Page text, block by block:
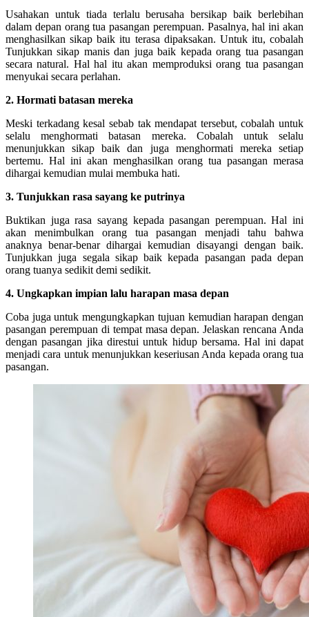
Usahakan untuk tiada terlalu berusaha bersikap baik berlebihan
dalam depan orang tua pasangan perempuan. Pasalnya, hal ini akan
menghasilkan sikap baik itu terasa dipaksakan. Untuk itu, cobalah
Tunjukkan sikap manis dan juga baik kepada orang tua pasangan
secara natural. Hal hal itu akan memproduksi orang tua pasangan
menyukai secara perlahan.
2. Hormati batasan mereka
Meski terkadang kesal sebab tak mendapat tersebut, cobalah untuk
selalu menghormati batasan mereka. Cobalah untuk selalu
menunjukkan sikap baik dan juga menghormati mereka setiap
bertemu. Hal ini akan menghasilkan orang tua pasangan merasa
dihargai kemudian mulai membuka hati.
3. Tunjukkan rasa sayang ke putrinya
Buktikan juga rasa sayang kepada pasangan perempuan. Hal ini
akan menimbulkan orang tua pasangan menjadi tahu bahwa
anaknya benar-benar dihargai kemudian disayangi dengan baik.
Tunjukkan juga segala sikap baik kepada pasangan pada depan
orang tuanya sedikit demi sedikit.
4. Ungkapkan impian lalu harapan masa depan
Coba juga untuk mengungkapkan tujuan kemudian harapan dengan
pasangan perempuan di tempat masa depan. Jelaskan rencana Anda
dengan pasangan jika direstui untuk hidup bersama. Hal ini dapat
menjadi cara untuk menunjukkan keseriusan Anda kepada orang tua
pasangan.